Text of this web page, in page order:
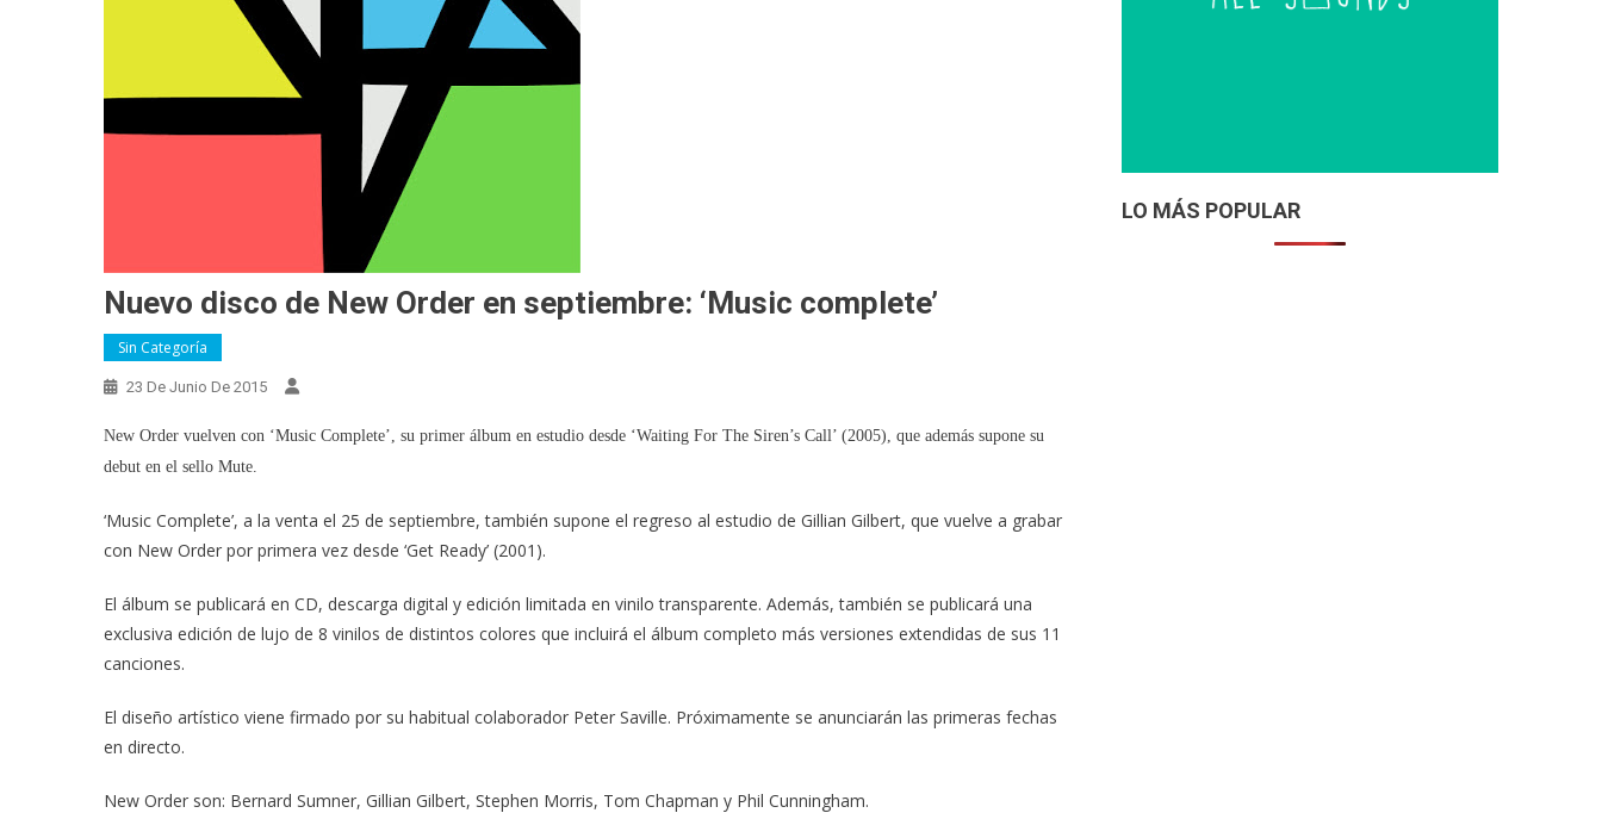
Nuevo disco de New Order en septiembre: ‘Music complete’
Sin Categoría
23 De Junio De 2015
New Order vuelven con ‘Music Complete’, su primer álbum en estudio desde ‘Waiting For The Siren’s Call’ (2005), que además supone su
debut en el sello Mute.
‘Music Complete’, a la venta el 25 de septiembre, también supone el regreso al estudio de Gillian Gilbert, que vuelve a grabar
con New Order por primera vez desde ‘Get Ready’ (2001).
El álbum se publicará en CD, descarga digital y edición limitada en vinilo transparente. Además, también se publicará una
exclusiva edición de lujo de 8 vinilos de distintos colores que incluirá el álbum completo más versiones extendidas de sus 11
canciones.
El diseño artístico viene firmado por su habitual colaborador Peter Saville. Próximamente se anunciarán las primeras fechas
en directo.
New Order son: Bernard Sumner, Gillian Gilbert, Stephen Morris, Tom Chapman y Phil Cunningham.
LO MÁS POPULAR